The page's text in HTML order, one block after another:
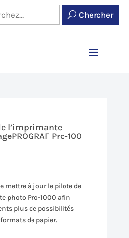
Chercher
l’imprimante
Pro‑100
mettre à jour le pilote de
photo Pro-1000 afin
plus de possibilités
de papier.